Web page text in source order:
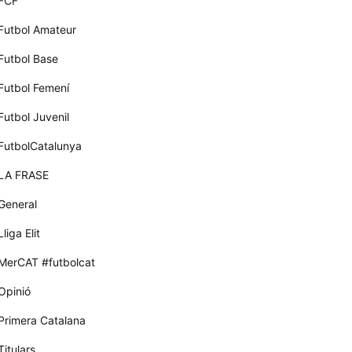
Amateur
Base
Femení
Juvenil
FRASE
Elit
#futbolcat
Catalana